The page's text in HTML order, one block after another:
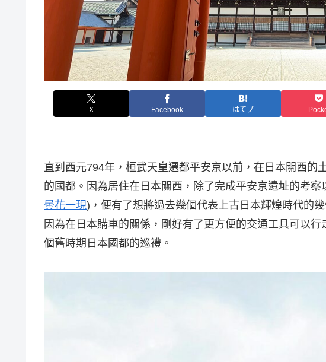
X Facebook はてブ
直到西元794年，桓武天皇遷都平安京以前，在日本關西的
的國都。因為居住在日本關西，除了完成平安京遺址的考察
曇花一現)，便有了想將過去幾個代表上古日本輝煌時代的
因為在日本購車的關係，剛好有了更方便的交通工具可以
個舊時期日本國都的巡禮。